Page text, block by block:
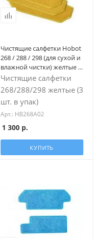
Чистящие салфетки Hobot
268 / 288 / 298 (для сухой и
влажной чистки) желтые (3
шт. в упак)
Чистящие салфетки
268/288/298 желтые (3
шт. в упак)
Арт.: HB268A02
1 300р.
КУПИТЬ